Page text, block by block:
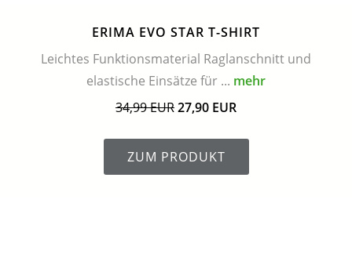
ERIMA EVO STAR T-SHIRT
Leichtes Funktionsmaterial Raglanschnitt und
elastische Einsätze für ... mehr
34,99 EUR27,90 EUR
ZUM PRODUKT